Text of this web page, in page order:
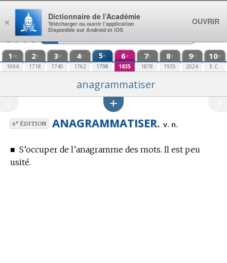
Aller au contenu
1 re
1694
2e
1718
3e
1740
4e
1762
5e
1798
6e
1835
7e
1878
8e
1935
9e
2024
10e
E.C.
anagrammatiser
6eÉDITION ANAGRAMMATISER. v. n.
■ S’occuper de l’anagramme des mots. Il est peu
usité.
×
Dictionnaire de l’Académie
Télécharger ou ouvrir l’application
Disponible sur Android et iOS
OUVRIR